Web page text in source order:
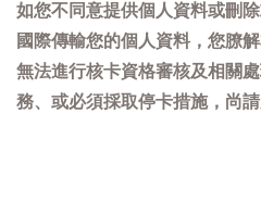
如您不同意提供個人資料或刪
國際傳輸您的個人資料，您膫
無法進行核卡資格審核及相關
務、或必須採取停卡措施，尚請